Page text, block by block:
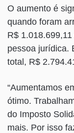
O aumento é
quando foram
R$
pessoa jurídica.
total, R$
“Aumentamos
ótimo.
do Imposto
mais. Por isso